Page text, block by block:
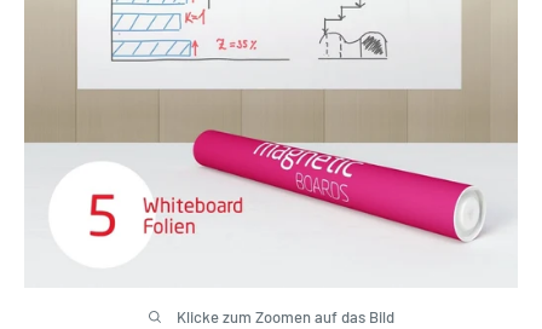
Klicke zum Zoomen auf das Bild